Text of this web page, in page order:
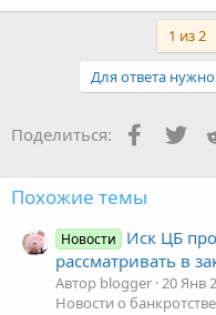
1 из 2
Для ответа
Поделиться:
Похожие темы
Новости
Иск ЦБ
рассматривать в
Автор blogger 20 Янв
Новости о банкротстве